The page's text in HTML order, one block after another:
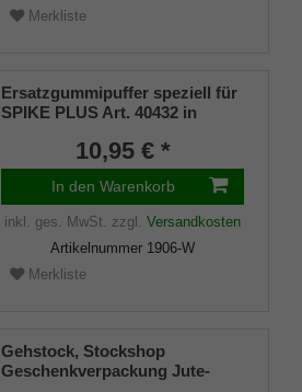
Merkliste
Ersatzgummipuffer speziell für
SPIKE PLUS Art. 40432 in
10,95 € *
In den Warenkorb
inkl. ges. MwSt. zzgl. Versandkosten
Artikelnummer 1906-W
Merkliste
Gehstock, Stockshop
Geschenkverpackung Jute-